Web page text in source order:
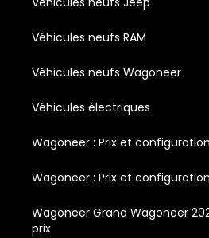
Véhicules neufs RAM
Véhicules neufs Wagoneer
Véhicules électriques
Wagoneer : Prix et configuration
Wagoneer : Prix et configuration
Wagoneer Grand Wagoneer
prix